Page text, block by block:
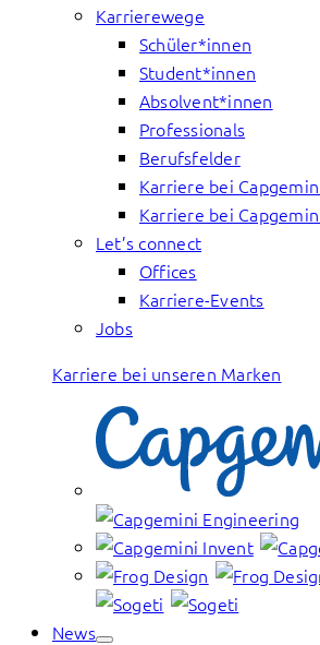
Karrierewege
Schüler*innen
Student*innen
Absolvent*innen
Professionals
Berufsfelder
Karriere bei
Karriere bei
Let’s connect
Offices
Karriere-Events
Jobs
Karriere bei unseren Marken
News